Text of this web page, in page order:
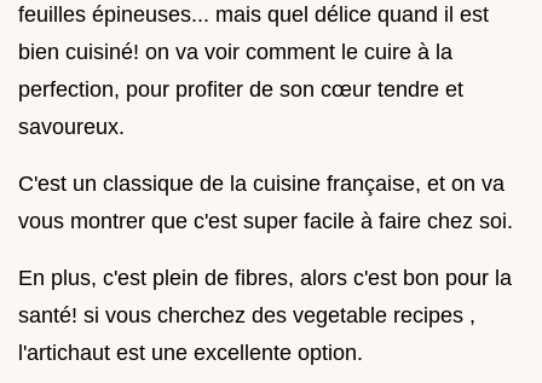
feuilles épineuses... mais quel délice quand il est
bien cuisiné! on va voir comment le cuire à la
perfection, pour profiter de son cœur tendre et
savoureux.
C'est un classique de la cuisine française, et on va
vous montrer que c'est super facile à faire chez soi.
En plus, c'est plein de fibres, alors c'est bon pour la
santé! si vous cherchez des vegetable recipes ,
l'artichaut est une excellente option.